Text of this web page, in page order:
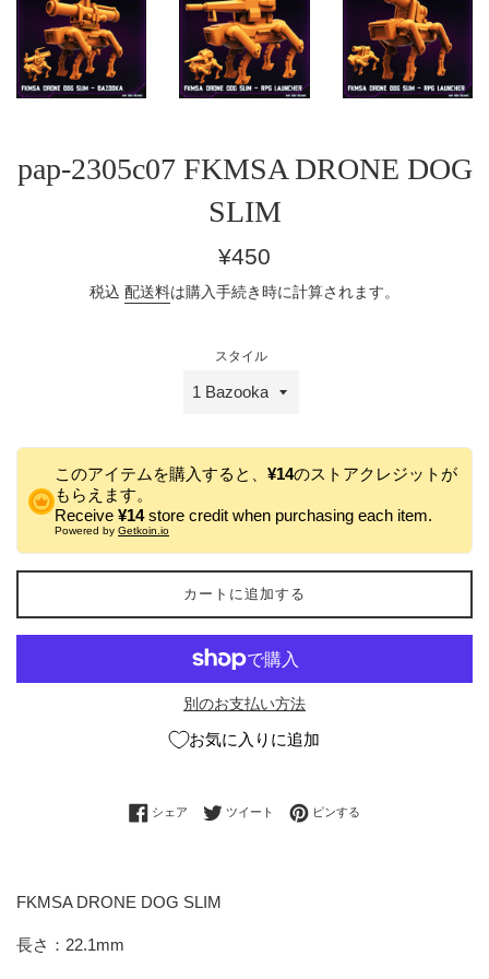
pap-2305c07 FKMSA DRONE DOG
SLIM
通
価
¥450
税込 配送料は購入手続き時に計算されます。
スタイル
このアイテムを購入すると、 ¥14のストアクレジットが
もらえます。
Receive ¥14store credit when purchasing each item.
Powered by Getkoin.io
カートに追加する
別のお支払い方法
お気に入りに追加
シェア Facebookでシェアする
ツイート Twitterに投稿する
ピンする
FKMSA DRONE DOG SLIM
長さ：22.1mm